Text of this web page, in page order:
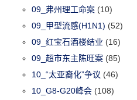
09_弗州理工命案 (10)
09_甲型流感(H1N1) (52)
09_红宝石酒楼结业 (16)
09_超市东主陈旺案 (85)
10_“太亚裔化”争议 (46)
10_G8-G20峰会 (108)